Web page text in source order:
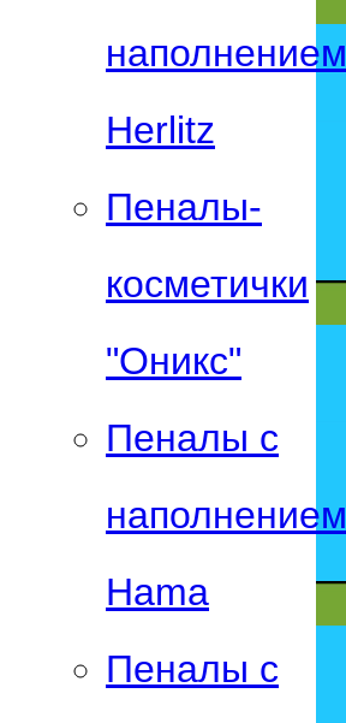
наполнением
Herlitz
Пеналы-
косметички
"Оникс"
Пеналы с
наполнением
Hama
Пеналы с